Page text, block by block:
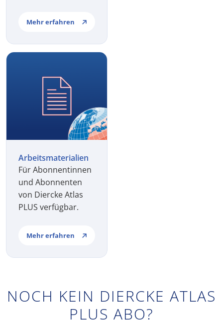
Mehr erfahren
Arbeitsmaterialien
Für Abonnentinnen
und Abonnenten
von Diercke Atlas
PLUS verfügbar.
Mehr erfahren
NOCH KEIN DIERCKE ATLAS
PLUS ABO?